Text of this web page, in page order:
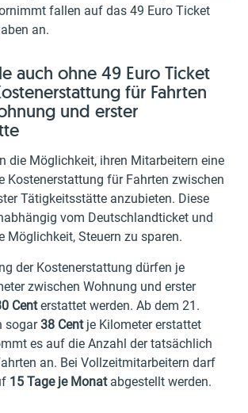
fallen auf das 49 Euro Ticket
an.
auch ohne 49 Euro Ticket
für Fahrten
und erster
die Möglichkeit, ihren Mitarbeitern eine
Kostenerstattung für Fahrten zwischen
Tätigkeitsstätte anzubieten. Diese
vom Deutschlandticket und
Möglichkeit, Steuern zu sparen.
der Kostenerstattung dürfen je
zwischen Wohnung und erster
Centerstattet werden. Ab dem 21.
sogar38 Centje Kilometer erstattet
es auf die Anzahl der tatsächlich
an. Bei Vollzeitmitarbeitern darf
15 Tage je Monatabgestellt werden.